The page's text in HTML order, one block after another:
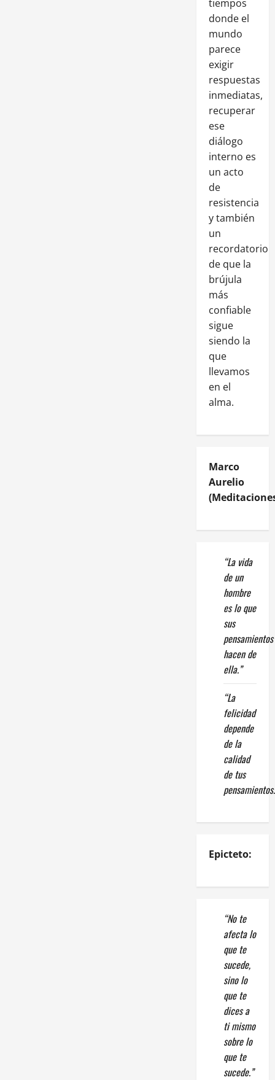
tiempos
donde el
mundo
parece
exigir
respuestas
inmediatas,
recuperar
ese
diálogo
interno es
un acto
de
resistencia
y también
un
recordatorio
de que la
brújula
más
confiable
sigue
siendo la
que
llevamos
en el
alma.
Marco
Aurelio
“La vida
de un
hombre
es lo que
sus
pensamientos
hacen de
ella.”
“La
felicidad
depende
de la
calidad
de tus
Epicteto:
“No te
afecta lo
que te
sucede,
sino lo
que te
dices a
ti mismo
sobre lo
que te
sucede.”